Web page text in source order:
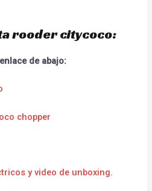
rooder citycoco:
de abajo:
chopper
y video de unboxing.